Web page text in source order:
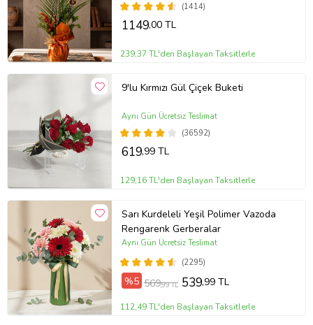
(1414)
1149,00 TL
239,37 TL'den Başlayan Taksitlerle
9'lu Kırmızı Gül Çiçek Buketi
(36592)
Aynı Gün Ücretsiz Teslimat
619,99 TL
129,16 TL'den Başlayan Taksitlerle
Sarı Kurdeleli Yeşil Polimer Vazoda
Rengarenk Gerberalar
(2295)
Aynı Gün Ücretsiz Teslimat
%5 569,99 TL 539,99 TL
112,49 TL'den Başlayan Taksitlerle